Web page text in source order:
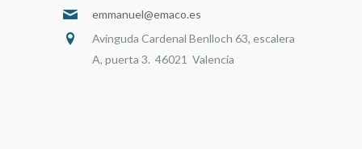
emmanuel@emaco.es
Avinguda Cardenal Benlloch 63, escalera
A, puerta 3. 46021 Valencia